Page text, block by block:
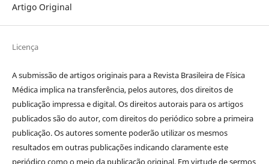
Artigo Original
Licença
A submissão de artigos originais para a Revista Brasileira de Física
Médica implica na transferência, pelos autores, dos direitos de
publicação impressa e digital. Os direitos autorais para os artigos
publicados são do autor, com direitos do periódico sobre a primeira
publicação. Os autores somente poderão utilizar os mesmos
resultados em outras publicações indicando claramente este
periódico como o meio da publicação original. Em virtude de sermos